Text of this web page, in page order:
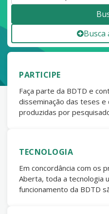
Busca
PARTICIPE
Faça parte da BDTD e
disseminação das teses
produzidas por
TECNOLOGIA
Em concordância com os
Aberta, toda a tecnologia
funcionamento da BDTD